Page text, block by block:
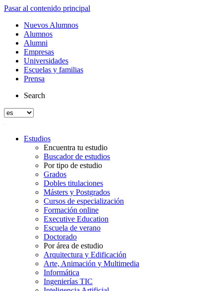
Pasar al contenido principal
Nuevos Alumnos
Alumnos
Alumni
Empresas
Universidades
Escuelas y familias
Prensa
Search
Estudios
Encuentra tu estudio
Buscador de estudios
Por tipo de estudio
Grados
Dobles titulaciones
Másters y Postgrados
Cursos de especialización
Formación online
Executive Education
Escuela de verano
Doctorado
Por área de estudio
Arquitectura y Edificación
Arte, Animación y Multimedia
Informática
Ingenierías TIC